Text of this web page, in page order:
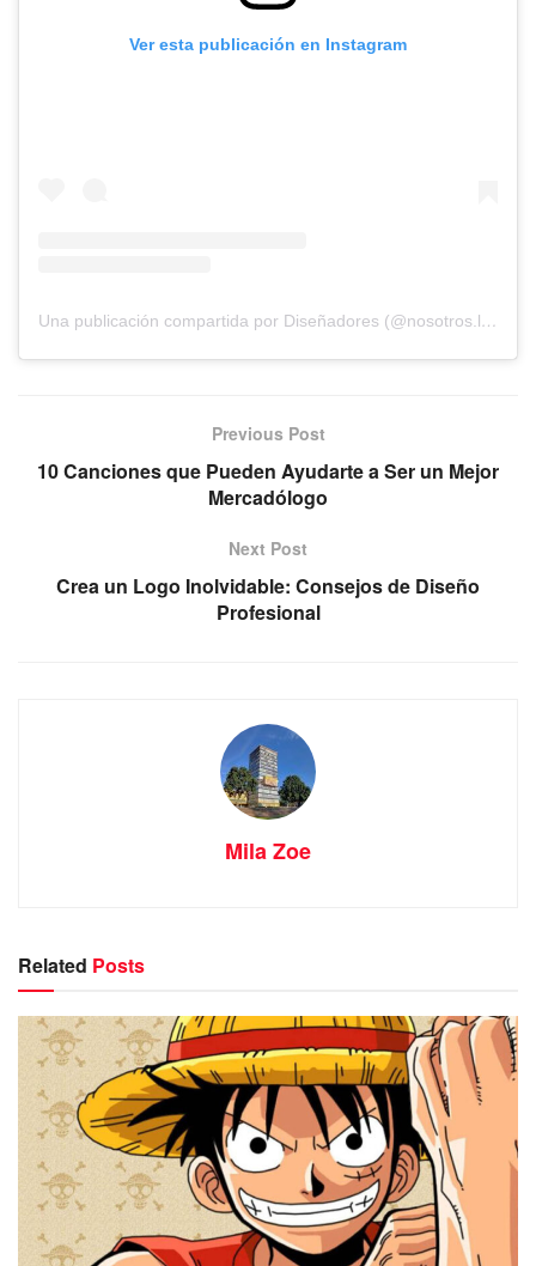
Ver esta publicación en Instagram
Una publicación compartida por Diseñadores (@nosotros.los.disenadores)
Previous Post
10 Canciones que Pueden Ayudarte a Ser un Mejor
Mercadólogo
Next Post
Crea un Logo Inolvidable: Consejos de Diseño
Profesional
Mila Zoe
Related Posts